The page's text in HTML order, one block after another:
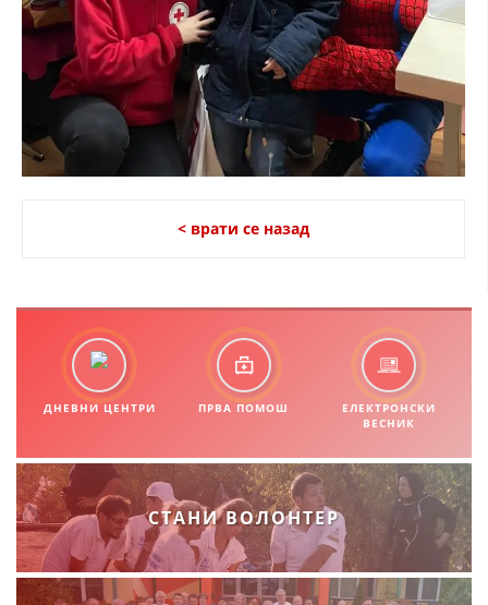
< врати се назад
ДНЕВНИ ЦЕНТРИ ПРВА ПОМОШ
ЕЛЕКТРОНСКИ
ВЕСНИК
СТАНИ ВОЛОНТЕР